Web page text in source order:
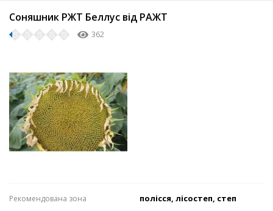
Соняшник РЖТ Беллус від РАЖТ
362
Рекомендована зона полісся, лісостеп, степ